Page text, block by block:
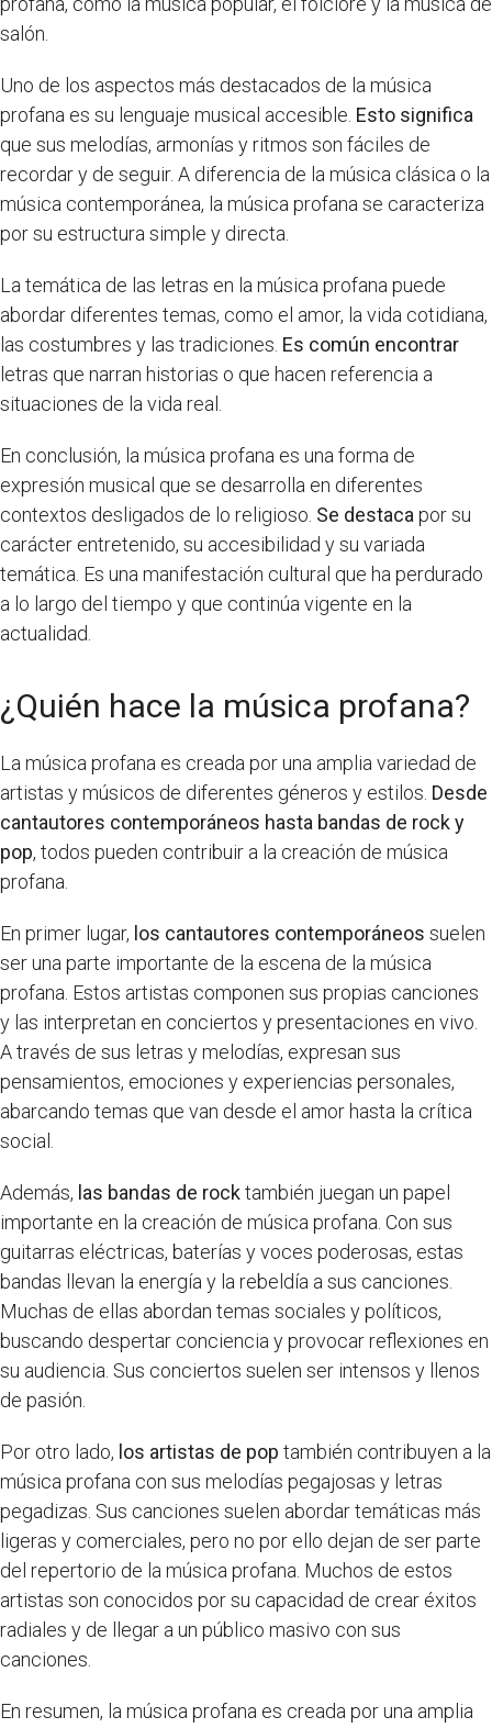
salón.
Uno de los aspectos más destacados de la música
profana es su lenguaje musical accesible. Esto significa
que sus melodías, armonías y ritmos son fáciles de
recordar y de seguir. A diferencia de la música clásica o la
música contemporánea, la música profana se caracteriza
por su estructura simple y directa.
La temática de las letras en la música profana puede
abordar diferentes temas, como el amor, la vida cotidiana,
las costumbres y las tradiciones. Es común encontrar
letras que narran historias o que hacen referencia a
situaciones de la vida real.
En conclusión, la música profana es una forma de
expresión musical que se desarrolla en diferentes
contextos desligados de lo religioso. Se destaca por su
carácter entretenido, su accesibilidad y su variada
temática. Es una manifestación cultural que ha perdurado
a lo largo del tiempo y que continúa vigente en la
actualidad.
¿Quién hace la música profana?
La música profana es creada por una amplia variedad de
artistas y músicos de diferentes géneros y estilos. Desde
cantautores contemporáneos hasta bandas de rock y
pop, todos pueden contribuir a la creación de música
profana.
En primer lugar, los cantautores contemporáneos suelen
ser una parte importante de la escena de la música
profana. Estos artistas componen sus propias canciones
y las interpretan en conciertos y presentaciones en vivo.
A través de sus letras y melodías, expresan sus
pensamientos, emociones y experiencias personales,
abarcando temas que van desde el amor hasta la crítica
social.
Además, las bandas de rocktambién juegan un papel
importante en la creación de música profana. Con sus
guitarras eléctricas, baterías y voces poderosas, estas
bandas llevan la energía y la rebeldía a sus canciones.
Muchas de ellas abordan temas sociales y políticos,
buscando despertar conciencia y provocar reflexiones en
su audiencia. Sus conciertos suelen ser intensos y llenos
de pasión.
Por otro lado, los artistas de pop también contribuyen a la
música profana con sus melodías pegajosas y letras
pegadizas. Sus canciones suelen abordar temáticas más
ligeras y comerciales, pero no por ello dejan de ser parte
del repertorio de la música profana. Muchos de estos
artistas son conocidos por su capacidad de crear éxitos
radiales y de llegar a un público masivo con sus
canciones.
En resumen, la música profana es creada por una amplia